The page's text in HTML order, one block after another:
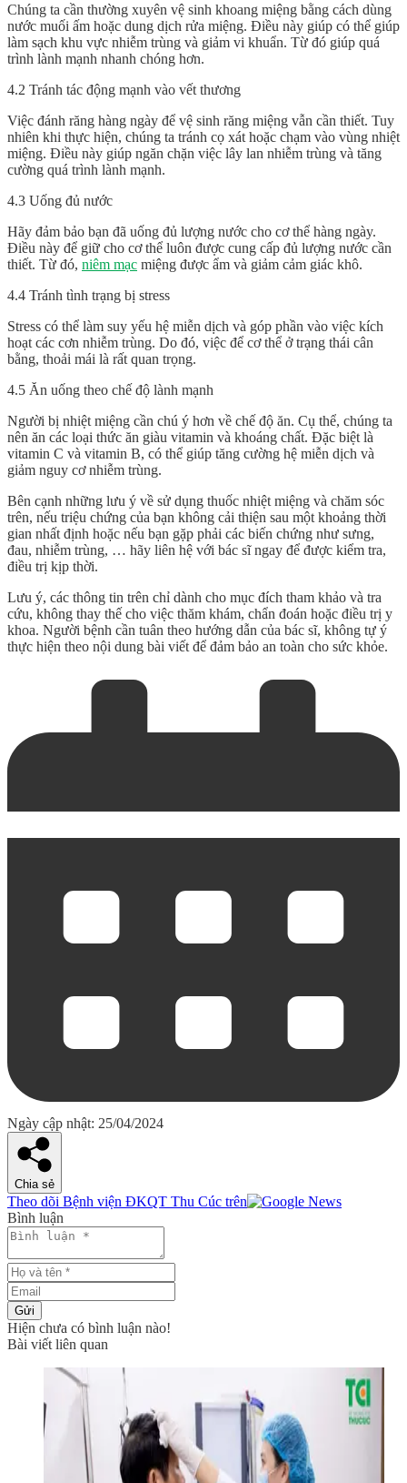
Chúng ta cần thường xuyên vệ sinh khoang miệng bằng cách dùng
nước muối ấm hoặc dung dịch rửa miệng. Điều này giúp có thể giúp
làm sạch khu vực nhiễm trùng và giảm vi khuẩn. Từ đó giúp quá
trình lành mạnh nhanh chóng hơn.
4.2 Tránh tác động mạnh vào vết thương
Việc đánh răng hàng ngày để vệ sinh răng miệng vẫn cần thiết. Tuy
nhiên khi thực hiện, chúng ta tránh cọ xát hoặc chạm vào vùng nhiệt
miệng. Điều này giúp ngăn chặn việc lây lan nhiễm trùng và tăng
cường quá trình lành mạnh.
4.3 Uống đủ nước
Hãy đảm bảo bạn đã uống đủ lượng nước cho cơ thể hàng ngày.
Điều này để giữ cho cơ thể luôn được cung cấp đủ lượng nước cần
thiết. Từ đó, niêm mạc miệng được ẩm và giảm cảm giác khô.
4.4 Tránh tình trạng bị stress
Stress có thể làm suy yếu hệ miễn dịch và góp phần vào việc kích
hoạt các cơn nhiễm trùng. Do đó, việc để cơ thể ở trạng thái cân
bằng, thoải mái là rất quan trọng.
4.5 Ăn uống theo chế độ lành mạnh
Người bị nhiệt miệng cần chú ý hơn về chế độ ăn. Cụ thể, chúng ta
nên ăn các loại thức ăn giàu vitamin và khoáng chất. Đặc biệt là
vitamin C và vitamin B, có thể giúp tăng cường hệ miễn dịch và
giảm nguy cơ nhiễm trùng.
Bên cạnh những lưu ý về sử dụng thuốc nhiệt miệng và chăm sóc
trên, nếu triệu chứng của bạn không cải thiện sau một khoảng thời
gian nhất định hoặc nếu bạn gặp phải các biến chứng như sưng,
đau, nhiễm trùng, … hãy liên hệ với bác sĩ ngay để được kiểm tra,
điều trị kịp thời.
Lưu ý, các thông tin trên chỉ dành cho mục đích tham khảo và tra
cứu, không thay thế cho việc thăm khám, chẩn đoán hoặc điều trị y
khoa. Người bệnh cần tuân theo hướng dẫn của bác sĩ, không tự ý
thực hiện theo nội dung bài viết để đảm bảo an toàn cho sức khỏe.
Ngày cập nhật: 25/04/2024
Chia sẻ
Theo dõi Bệnh viện ĐKQT Thu Cúc trên
Bình luận
Gửi
Hiện chưa có bình luận nào!
Bài viết liên quan